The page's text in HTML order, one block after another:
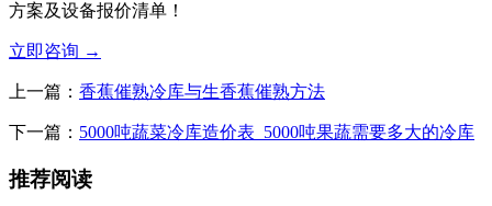
方案及设备报价清单！
立即咨询 →
上一篇： 香蕉催熟冷库与生香蕉催熟方法
下一篇： 5000吨蔬菜冷库造价表_5000吨果蔬需要多大的冷库
推荐阅读